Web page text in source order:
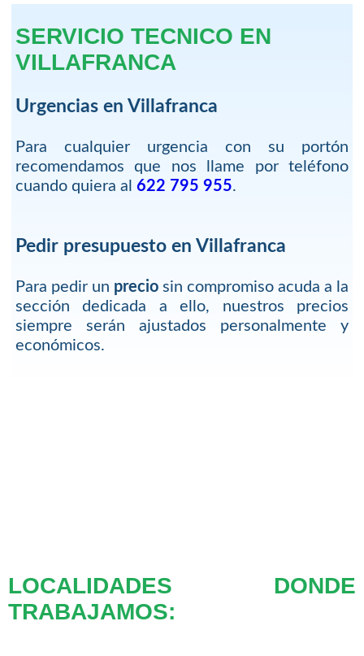
SERVICIO TECNICO EN
VILLAFRANCA
Urgencias en Villafranca
Para cualquier urgencia con su portón
recomendamos que nos llame por teléfono
cuando quiera al 622 795 955.
Pedir presupuesto en Villafranca
Para pedir un preciosin compromiso acuda a la
sección dedicada a ello, nuestros precios
siempre serán ajustados personalmente y
económicos.
LOCALIDADES DONDE
TRABAJAMOS: